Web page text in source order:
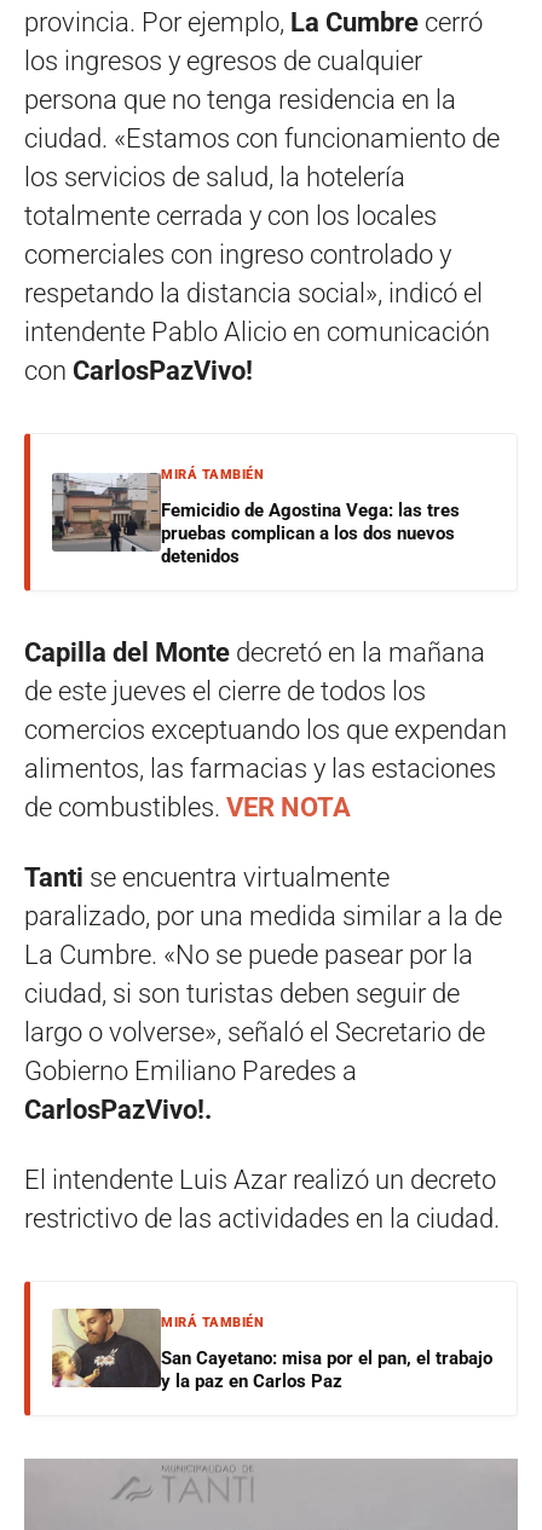
provincia. Por ejemplo, La Cumbre cerró
los ingresos y egresos de cualquier
persona que no tenga residencia en la
ciudad. «Estamos con funcionamiento de
los servicios de salud, la hotelería
totalmente cerrada y con los locales
comerciales con ingreso controlado y
respetando la distancia social», indicó el
intendente Pablo Alicio en comunicación
con CarlosPazVivo!
MIRÁ TAMBIÉN
Femicidio de Agostina Vega: las tres
pruebas complican a los dos nuevos
detenidos
Capilla del Monte decretó en la mañana
de este jueves el cierre de todos los
comercios exceptuando los que expendan
alimentos, las farmacias y las estaciones
de combustibles. VER NOTA
Tanti se encuentra virtualmente
paralizado, por una medida similar a la de
La Cumbre. «No se puede pasear por la
ciudad, si son turistas deben seguir de
largo o volverse», señaló el Secretario de
Gobierno Emiliano Paredes a
CarlosPazVivo!.
El intendente Luis Azar realizó un decreto
restrictivo de las actividades en la ciudad.
MIRÁ TAMBIÉN
San Cayetano: misa por el pan, el trabajo
y la paz en Carlos Paz